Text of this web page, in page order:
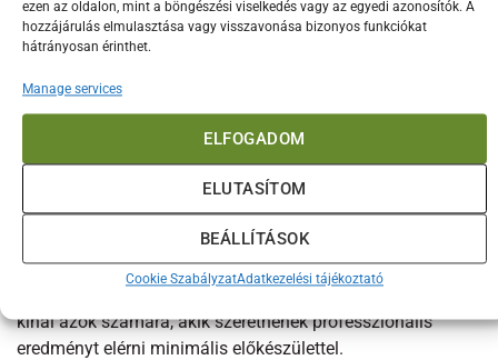
ezen az oldalon, mint a böngészési viselkedés vagy az egyedi azonosítók. A
hozzájárulás elmulasztása vagy visszavonása bizonyos funkciókat
hátrányosan érinthet.
Manage services
ELFOGADOM
ELUTASÍTOM
BEÁLLÍTÁSOK
Cookie SzabályzatAdatkezelési tájékoztató
prémium anyaghasználat pedig hosszú élettartamot
garantál. A rozsdamentes acél belső tér és a porszórt acél
biztosít.
Gyors és sokoldalú sütési élmény
A Witt eGNITE Control 13” nemcsak pizzák sütésére
alkalmas. A pontos hőmérséklet-szabályozásnak és az
erőteljes fűtőrendszernek köszönhetően különféle grillezett
vagy sült ételek elkészítésére is kiváló választás. A gyors
kínál azok számára, akik szeretnének professzionális
eredményt elérni minimális előkészülettel.